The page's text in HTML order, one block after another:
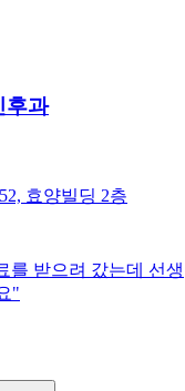
후과
효양빌딩 2층
를 받으려 갔는데 선생
"